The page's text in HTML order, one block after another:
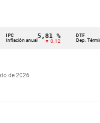
anual
5,81 %
▼ 0.12 Dep. Término Fijo
de 2026